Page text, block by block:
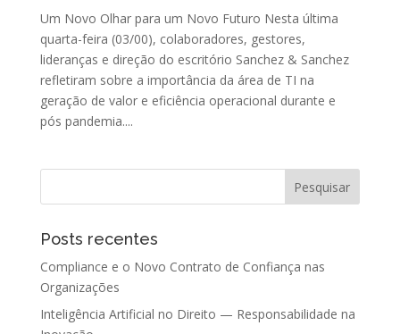
Um Novo Olhar para um Novo Futuro Nesta última
quarta-feira (03/00), colaboradores, gestores,
lideranças e direção do escritório Sanchez & Sanchez
refletiram sobre a importância da área de TI na
geração de valor e eficiência operacional durante e
pós pandemia....
Posts recentes
Compliance e o Novo Contrato de Confiança nas
Organizações
Inteligência Artificial no Direito — Responsabilidade na